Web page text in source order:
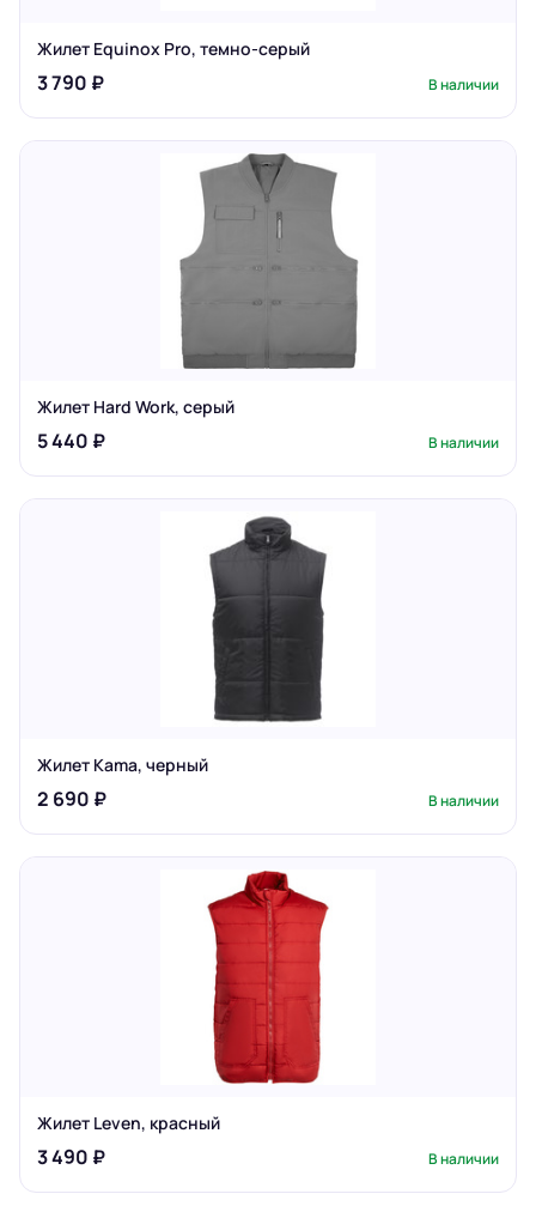
Жилет Equinox Pro, темно-серый
3 790 ₽ В наличии
Жилет Hard Work, серый
5 440 ₽ В наличии
Жилет Kama, черный
2 690 ₽ В наличии
Жилет Leven, красный
3 490 ₽ В наличии